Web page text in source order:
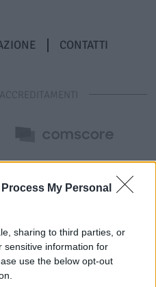
My Personal
sharing to third parties, or
sensitive information for
use the below opt-out
CONTATTI
04827280654 - Testata
Inferiore N. 8/2020 - RG N.